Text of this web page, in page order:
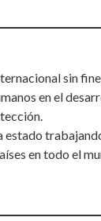
sin
en el
en todo el